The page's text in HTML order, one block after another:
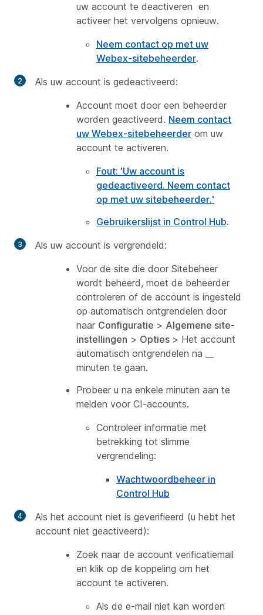
uw account te deactiveren en
activeer het vervolgens opnieuw.
Neem contact op met uw
Webex-sitebeheerder.
Als uw account is gedeactiveerd:
Account moet door een beheerder
worden geactiveerd. Neem contact
uw Webex-sitebeheerder om uw
account te activeren.
Fout: 'Uw account is
gedeactiveerd. Neem contact
op met uw sitebeheerder.'
Gebruikerslijst in Control Hub.
Als uw account is vergrendeld:
Voor de site die door Sitebeheer
wordt beheerd, moet de beheerder
controleren of de account is ingesteld
op automatisch ontgrendelen door
naar Configuratie > Algemene site-
instellingen > Opties > Het account
automatisch ontgrendelen na __
minuten te gaan.
Probeer u na enkele minuten aan te
melden voor CI-accounts.
Controleer informatie met
betrekking tot slimme
vergrendeling:
Wachtwoordbeheer in
Control Hub
Als het account niet is geverifieerd (u hebt het
account niet geactiveerd):
Zoek naar de account verificatiemail
en klik op de koppeling om het
account te activeren.
Als de e-mail niet kan worden